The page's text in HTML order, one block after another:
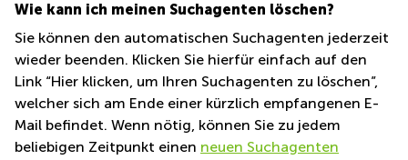
Wie kann ich meinen Suchagenten löschen?
Sie können den automatischen Suchagenten jederzeit
wieder beenden. Klicken Sie hierfür einfach auf den
Link “Hier klicken, um Ihren Suchagenten zu löschen”,
welcher sich am Ende einer kürzlich empfangenen E-
Mail befindet. Wenn nötig, können Sie zu jedem
beliebigen Zeitpunkt einen neuen Suchagenten